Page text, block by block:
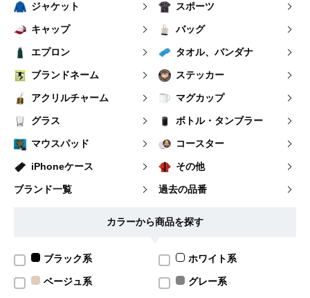
ジャケット スポーツ
キャップ バッグ
エプロン タオル、バンダナ
ブランドネーム ステッカー
アクリルチャーム マグカップ
グラス ボトル・タンブラー
マウスパッド コースター
iPhoneケース その他
ブランド一覧 過去の品番
カラーから商品を探す
ブラック系 ホワイト系
ベージュ系 グレー系